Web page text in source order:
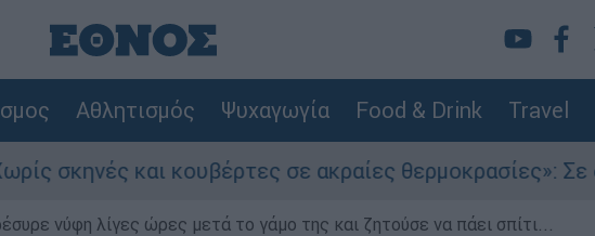
Αθλητισμός Ψυχαγωγία Food & Drink Travel
κουβέρτες σε ακραίες θερμοκρασίες»: Σε δραματικές
νύφη λίγες ώρες μετά το γάμο της και ζητούσε να πάει σπίτι...